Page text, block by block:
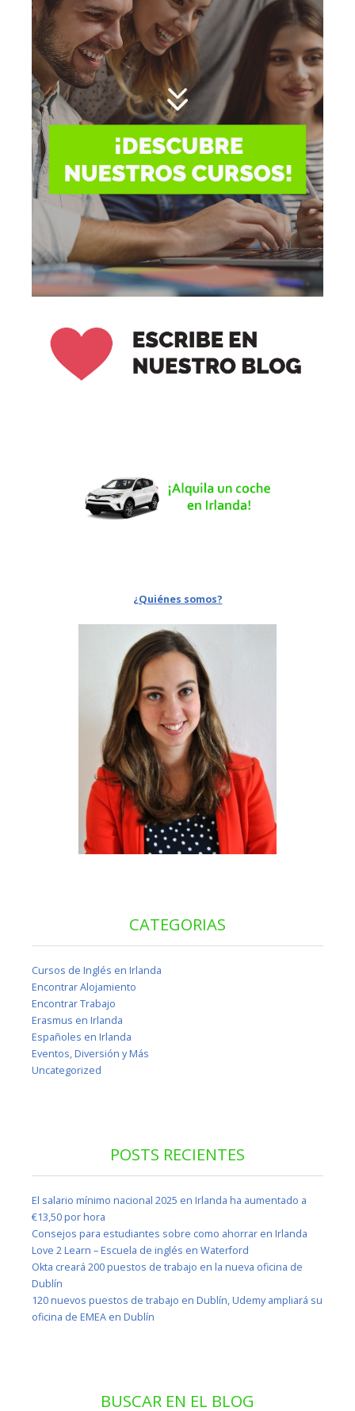
¿Quiénes somos?
CATEGORIAS
Cursos de Inglés en Irlanda
Encontrar Alojamiento
Encontrar Trabajo
Erasmus en Irlanda
Españoles en Irlanda
Eventos, Diversión y Más
Uncategorized
POSTS RECIENTES
El salario mínimo nacional 2025 en Irlanda ha aumentado a
€13,50 por hora
Consejos para estudiantes sobre como ahorrar en Irlanda
Love 2 Learn – Escuela de inglés en Waterford
Okta creará 200 puestos de trabajo en la nueva oficina de
Dublín
120 nuevos puestos de trabajo en Dublín, Udemy ampliará su
oficina de EMEA en Dublín
BUSCAR EN EL BLOG